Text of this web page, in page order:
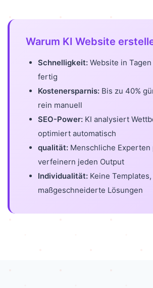
Warum KI Website
Schnelligkeit: Website in
fertig
Kostenersparnis: Bis zu 40%
rein manuell
SEO-Power: KI analysiert
optimiert automatisch
qualität: Menschliche Experten
verfeinern jeden Output
Individualität: Keine
maßgeschneiderte Lösungen